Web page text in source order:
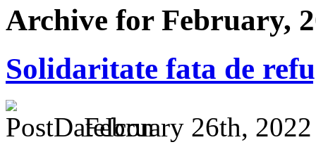
Archive for February,
Solidaritate fata de
February 26th,